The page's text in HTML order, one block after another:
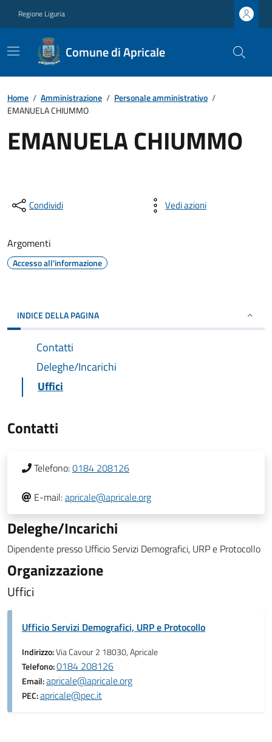
Regione Liguria
Comune di Apricale
Home / Amministrazione / Personale amministrativo /
EMANUELA CHIUMMO
EMANUELA CHIUMMO
Condividi Vedi azioni
Argomenti
Accesso all'informazione
INDICE DELLA PAGINA
Contatti
Deleghe/Incarichi
Uffici
Contatti
Telefono:0184 208126
E-mail:apricale@apricale.org
Deleghe/Incarichi
Dipendente presso Ufficio Servizi Demografici, URP e Protocollo
Organizzazione
Uffici
Ufficio Servizi Demografici, URP e Protocollo
Indirizzo:Via Cavour 2 18030, Apricale
Telefono:0184 208126
Email:apricale@apricale.org
PEC:apricale@pec.it